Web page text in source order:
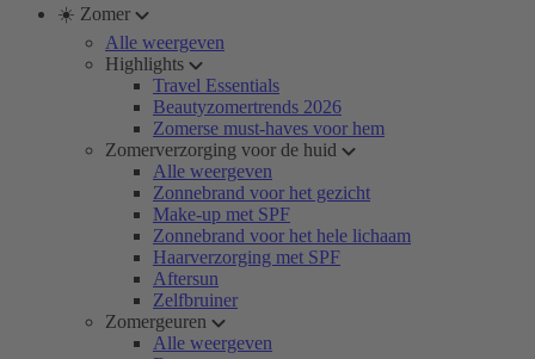
☀️ Zomer
Alle weergeven
Highlights
Travel Essentials
Beautyzomertrends 2026
Zomerse must-haves voor hem
Zomerverzorging voor de huid
Alle weergeven
Zonnebrand voor het gezicht
Make-up met SPF
Zonnebrand voor het hele lichaam
Haarverzorging met SPF
Aftersun
Zelfbruiner
Zomergeuren
Alle weergeven